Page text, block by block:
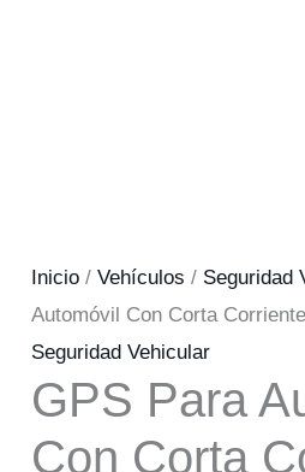
Inicio /Vehículos / Seguridad
Automóvil Con Corta
Seguridad Vehicular
GPS Para
Con Corta